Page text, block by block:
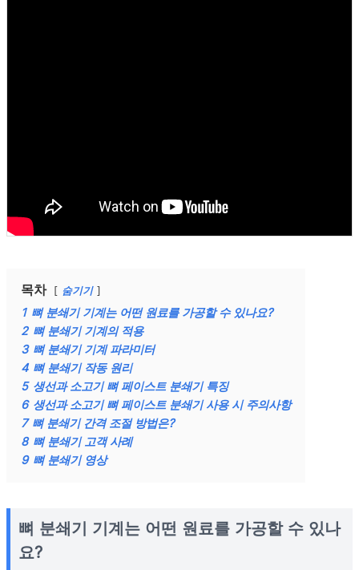
목차 숨기기
1 뼈 분쇄기 기계는 어떤 원료를 가공할 수 있나요?
2 뼈 분쇄기 기계의 적용
3 뼈 분쇄기 기계 파라미터
4 뼈 분쇄기 작동 원리
5 생선과 소고기 뼈 페이스트 분쇄기 특징
6 생선과 소고기 뼈 페이스트 분쇄기 사용 시 주의사항
7 뼈 분쇄기 간격 조절 방법은?
8 뼈 분쇄기 고객 사례
9 뼈 분쇄기 영상
뼈 분쇄기 기계는 어떤 원료를 가공할 수 있나
요?